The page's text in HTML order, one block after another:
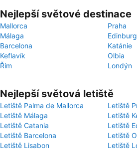
Nejlepší světové destinace
Mallorca
Praha
Málaga
Barcelona
Katánie
Keflavík
Olbia
Řím
Londýn
Nejlepší světová letiště
Letiště Palma de Mallorca
Letiště
Letiště Málaga
Letiště
Letiště Catania
Letiště
Letiště Barcelona
Letiště
Letiště Lisabon
Letiště